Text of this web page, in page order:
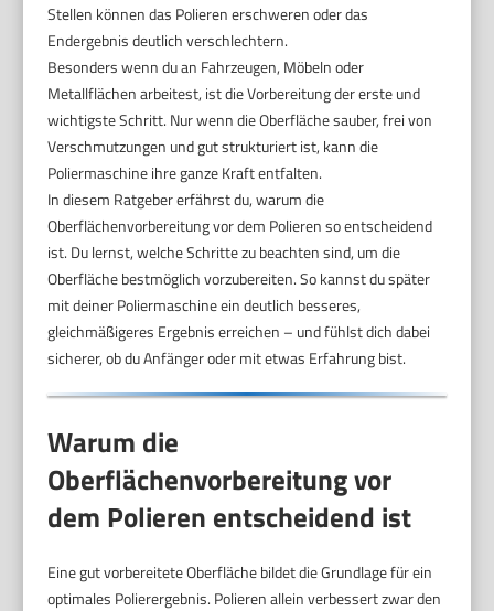
Stellen können das Polieren erschweren oder das
Endergebnis deutlich verschlechtern.
Besonders wenn du an Fahrzeugen, Möbeln oder
Metallflächen arbeitest, ist die Vorbereitung der erste und
wichtigste Schritt. Nur wenn die Oberfläche sauber, frei von
Verschmutzungen und gut strukturiert ist, kann die
Poliermaschine ihre ganze Kraft entfalten.
In diesem Ratgeber erfährst du, warum die
Oberflächenvorbereitung vor dem Polieren so entscheidend
ist. Du lernst, welche Schritte zu beachten sind, um die
Oberfläche bestmöglich vorzubereiten. So kannst du später
mit deiner Poliermaschine ein deutlich besseres,
gleichmäßigeres Ergebnis erreichen – und fühlst dich dabei
sicherer, ob du Anfänger oder mit etwas Erfahrung bist.
Warum die
Oberflächenvorbereitung vor
dem Polieren entscheidend ist
Eine gut vorbereitete Oberfläche bildet die Grundlage für ein
optimales Polierergebnis. Polieren allein verbessert zwar den